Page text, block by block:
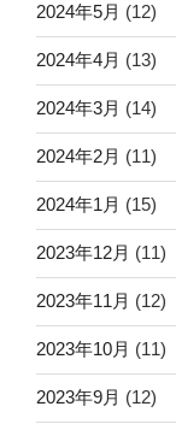
2024年5月 (12)
2024年4月 (13)
2024年3月 (14)
2024年2月 (11)
2024年1月 (15)
2023年12月 (11)
2023年11月 (12)
2023年10月 (11)
2023年9月 (12)